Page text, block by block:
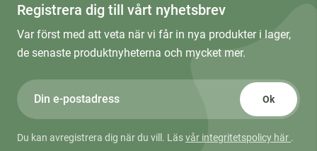
Registrera dig till vårt nyhetsbrev
Var först med att veta när vi får in nya produkter i lager,
de senaste produktnyheterna och mycket mer.
Ok
Du kan avregistrera dig när du vill. Läsvår integritetspolicy här .